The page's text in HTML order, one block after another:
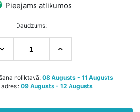
Pieejams atlikumos
Daudzums:
noliktavā: 08 Augusts - 11 Augusts
adresi: 09 Augusts - 12 Augusts